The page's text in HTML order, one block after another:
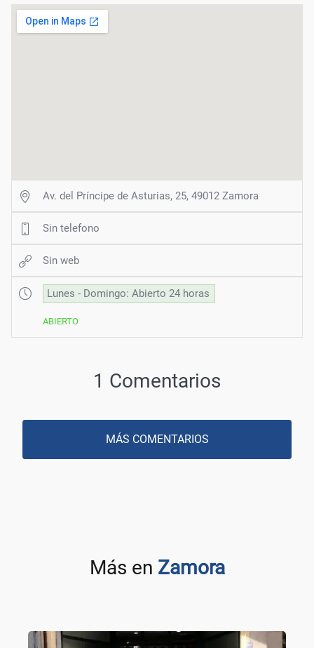
Av. del Príncipe de Asturias, 25, 49012 Zamora
Sin telefono
Sin web
Lunes - Domingo: Abierto 24 horas
ABIERTO
1 Comentarios
MÁS COMENTARIOS
Más en Zamora